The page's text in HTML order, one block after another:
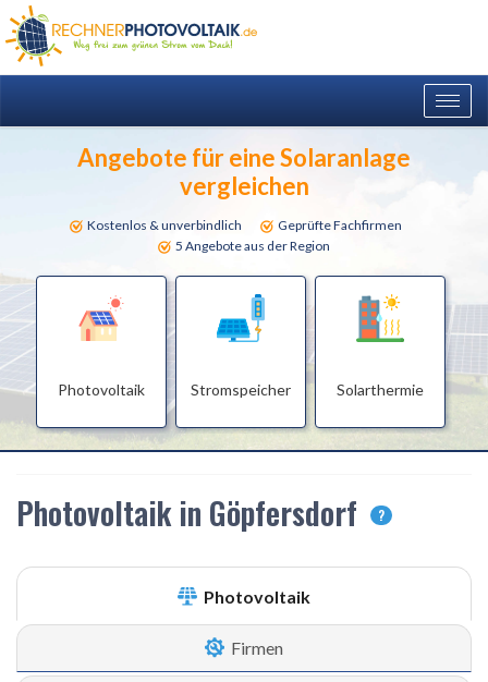
Angebote für eine Solaranlage
vergleichen
Kostenlos & unverbindlich
Geprüfte Fachfirmen
5 Angebote aus der Region
Photovoltaik Stromspeicher Solarthermie
Photovoltaik in Göpfersdorf ?
Photovoltaik
Firmen